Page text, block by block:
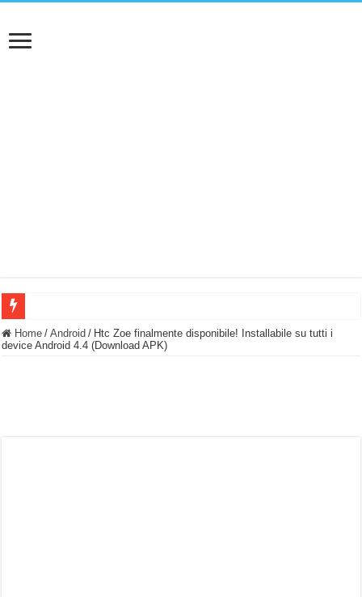
BASTA FATICARE! Questo robot tagliaerba lo appoggi e fa tutto lui! (Senza
Home / Android / Htc Zoe finalmente disponibile! Installabile su tutti i
device Android 4.4 (Download APK)